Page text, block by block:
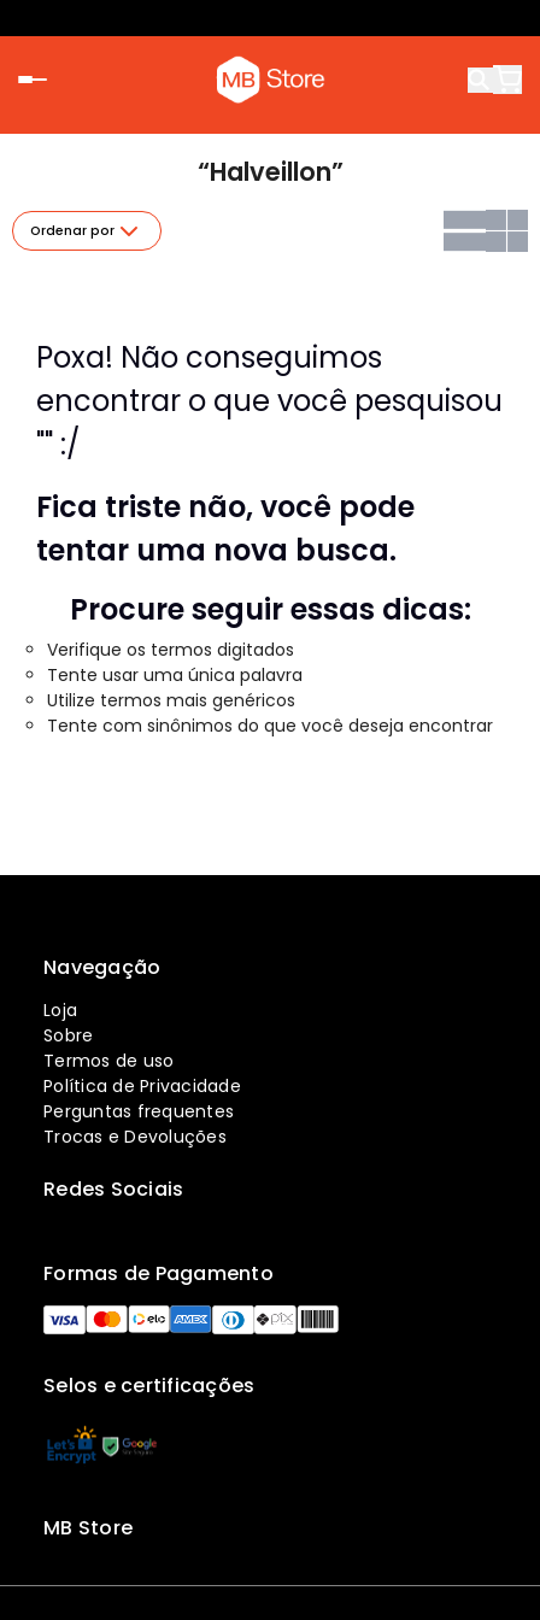
“Halveillon”
Ordenar por
Poxa! Não conseguimos
encontrar o que você pesquisou
"" :/
Fica triste não, você pode
tentar uma nova busca.
Procure seguir essas dicas:
Verifique os termos digitados
Tente usar uma única palavra
Utilize termos mais genéricos
Tente com sinônimos do que você deseja encontrar
Navegação
Loja
Sobre
Termos de uso
Política de Privacidade
Perguntas frequentes
Trocas e Devoluções
Selos e certificações
Formas de Pagamento
Redes Sociais
MB Store